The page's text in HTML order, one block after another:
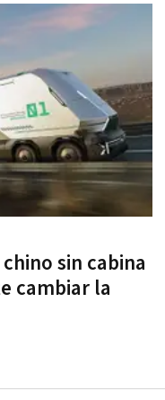
sin cabina
cambiar la